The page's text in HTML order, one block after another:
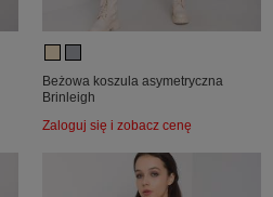
Beżowa koszula asymetryczna
Brinleigh
Zaloguj się i zobacz cenę